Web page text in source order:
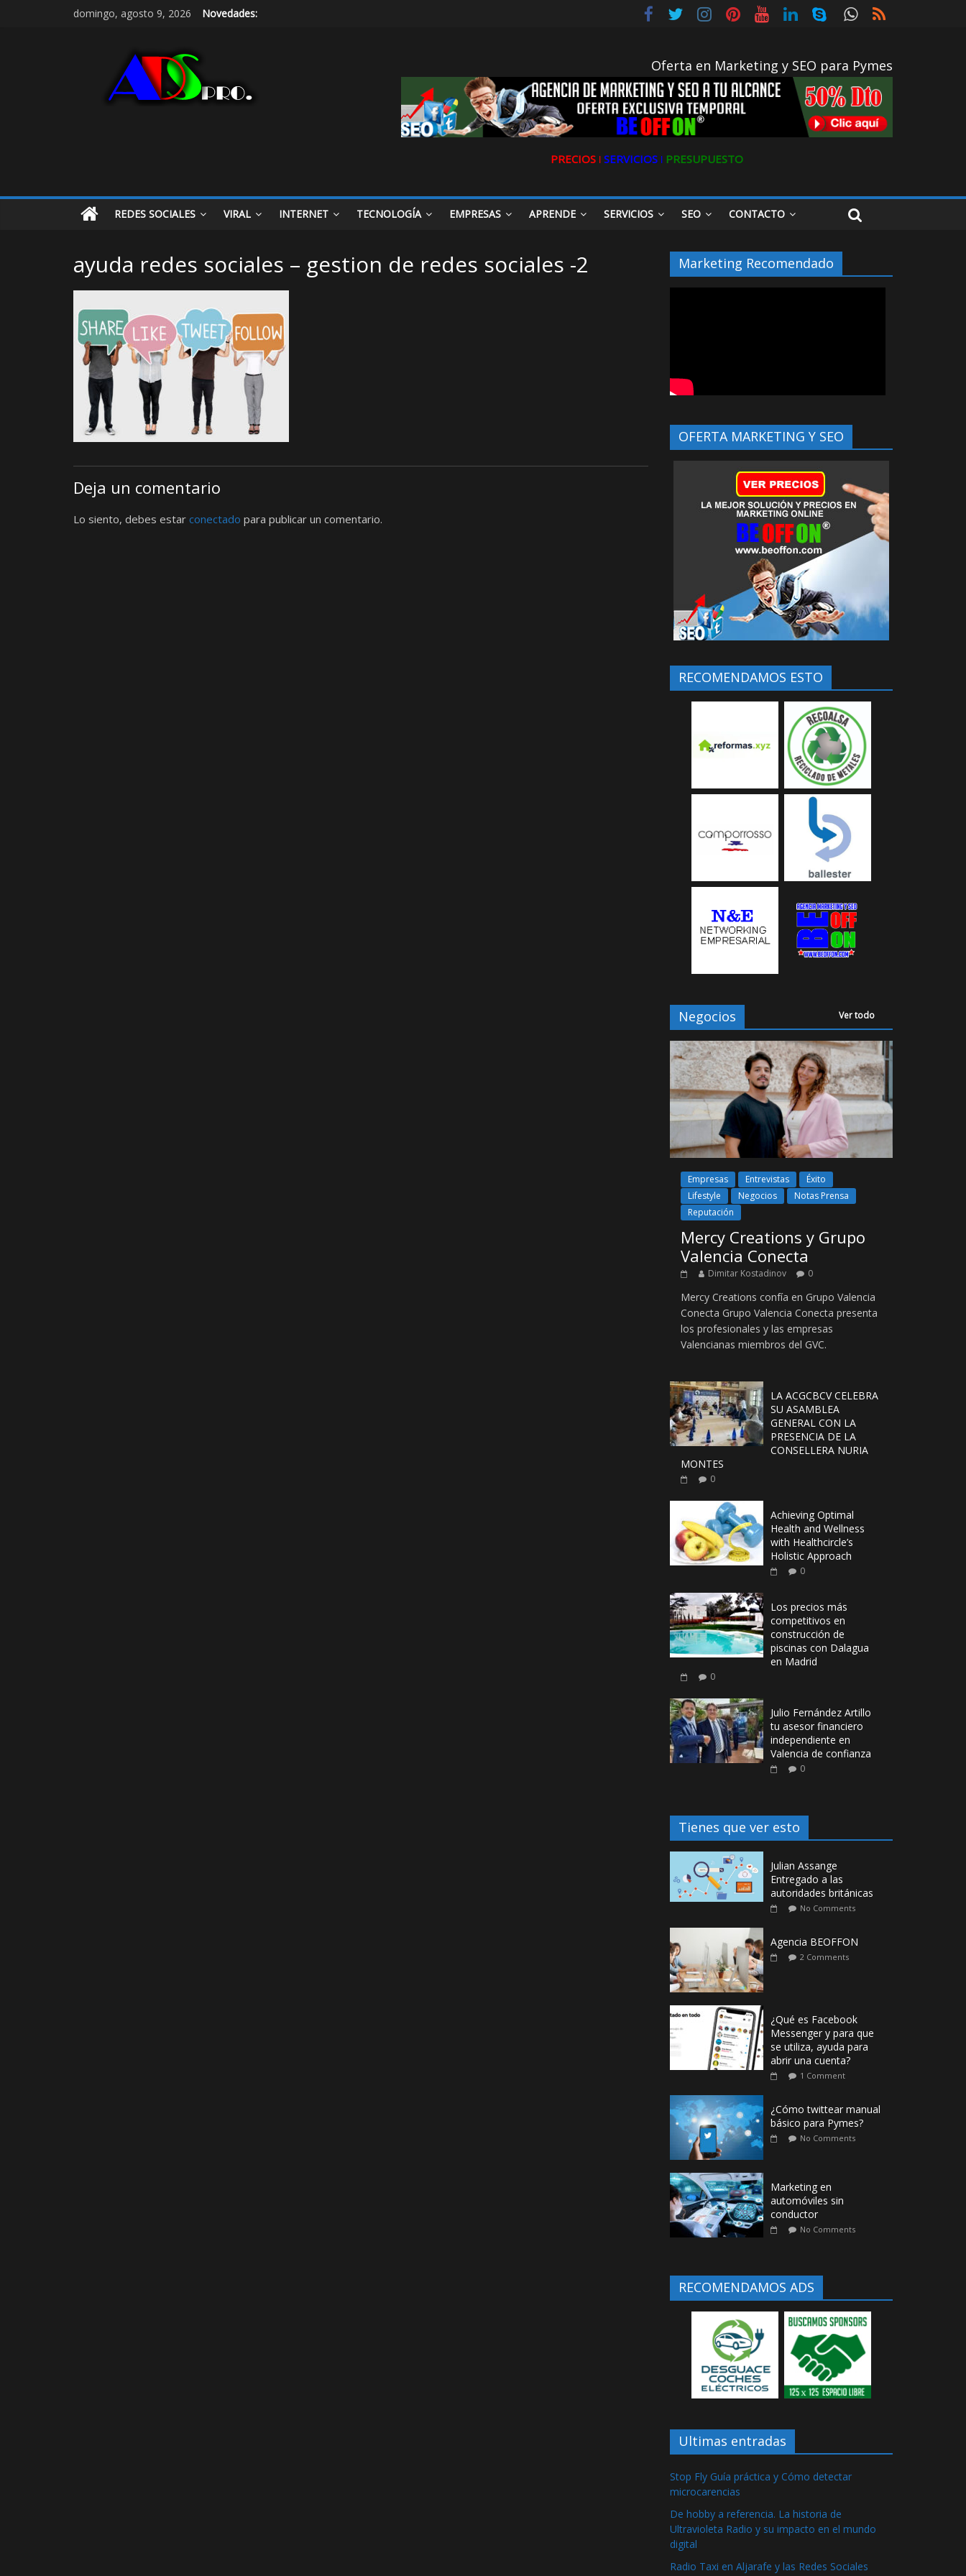
domingo, agosto 9, 2026 Novedades:
Oferta en Marketing y SEO para Pymes
PRECIOS ǀ SERVICIOS ǀ PRESUPUESTO
REDES SOCIALES VIRAL INTERNET TECNOLOGÍA EMPRESAS APRENDE SERVICIOS SEO CONTACTO
ayuda redes sociales – gestion de redes sociales -2
Deja un comentario
Lo siento, debes estar conectado para publicar un comentario.
Marketing Recomendado
OFERTA MARKETING Y SEO
RECOMENDAMOS ESTO
Negocios Ver todo
Empresas Entrevistas
Éxito
Lifestyle
Negocios
Notas Prensa
Reputación
Mercy Creations y Grupo
Valencia Conecta
Dimitar Kostadinov 0
Mercy Creations confía en Grupo Valencia
Conecta Grupo Valencia Conecta presenta
los profesionales y las empresas
Valencianas miembros del GVC.
LA ACGCBCV CELEBRA
SU ASAMBLEA
GENERAL CON LA
PRESENCIA DE LA
CONSELLERA NURIA
MONTES
0
Achieving Optimal
Health and Wellness
with Healthcircle’s
Holistic Approach
0
Los precios más
competitivos en
construcción de
piscinas con Dalagua
en Madrid
0
Julio Fernández Artillo
tu asesor financiero
independiente en
Valencia de confianza
0
Tienes que ver esto
Julian Assange
Entregado a las
autoridades británicas
No Comments
Agencia BEOFFON
2 Comments
¿Qué es Facebook
Messenger y para que
se utiliza, ayuda para
abrir una cuenta?
1 Comment
¿Cómo twittear manual
básico para Pymes?
No Comments
Marketing en
automóviles sin
conductor
No Comments
RECOMENDAMOS ADS
Ultimas entradas
Stop Fly Guía práctica y Cómo detectar
microcarencias
De hobby a referencia. La historia de
Ultravioleta Radio y su impacto en el mundo
digital
Radio Taxi en Aljarafe y las Redes Sociales